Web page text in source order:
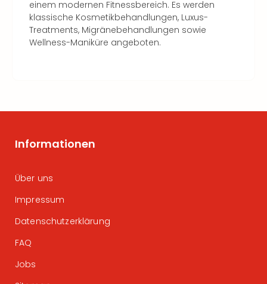
einem modernen Fitnessbereich. Es werden
klassische Kosmetikbehandlungen, Luxus-
Treatments, Migränebehandlungen sowie
Wellness-Maniküre angeboten.
Informationen
Über uns
Impressum
Datenschutzerklärung
FAQ
Jobs